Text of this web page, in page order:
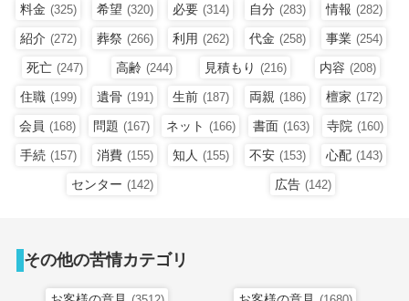
料金 (325) 希望 (320) 必要 (314) 自分 (283) 情報 (282)
紹介 (272) 葬祭 (266) 利用 (262) 代金 (258) 事業 (254)
死亡 (247) 高齢 (244) 見積もり (216) 内容 (208)
住職 (199) 遺骨 (191) 生前 (187) 両親 (186) 檀家 (172)
会員 (168) 問題 (167) ネット (166) 書面 (163) 寺院 (160)
手続 (157) 消費 (155) 知人 (155) 不安 (153) 心配 (143)
センター (142) 広告 (142)
その他の苦情カテゴリ